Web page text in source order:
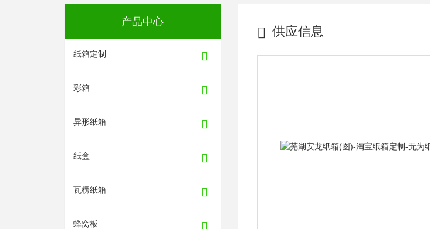
产品中心
纸箱定制
彩箱
异形纸箱
纸盒
瓦楞纸箱
蜂窝板
供应信息